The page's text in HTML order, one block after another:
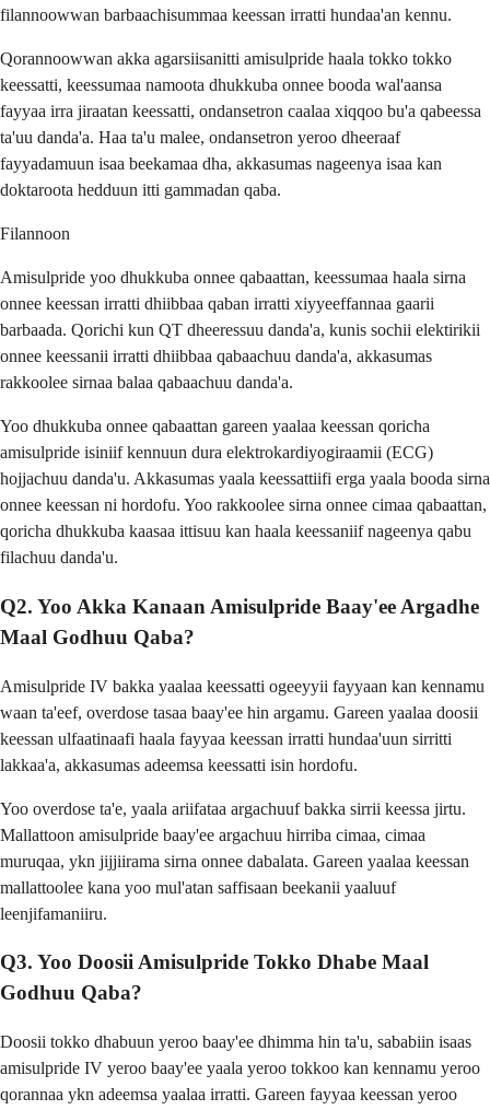
filannoowwan barbaachisummaa keessan irratti hundaa'an kennu.
Qorannoowwan akka agarsiisanitti amisulpride haala tokko tokko
keessatti, keessumaa namoota dhukkuba onnee booda wal'aansa
fayyaa irra jiraatan keessatti, ondansetron caalaa xiqqoo bu'a qabeessa
ta'uu danda'a. Haa ta'u malee, ondansetron yeroo dheeraaf
fayyadamuun isaa beekamaa dha, akkasumas nageenya isaa kan
doktaroota hedduun itti gammadan qaba.
Filannoon
Amisulpride yoo dhukkuba onnee qabaattan, keessumaa haala sirna
onnee keessan irratti dhiibbaa qaban irratti xiyyeeffannaa gaarii
barbaada. Qorichi kun QT dheeressuu danda'a, kunis sochii elektirikii
onnee keessanii irratti dhiibbaa qabaachuu danda'a, akkasumas
rakkoolee sirnaa balaa qabaachuu danda'a.
Yoo dhukkuba onnee qabaattan gareen yaalaa keessan qoricha
amisulpride isiniif kennuun dura elektrokardiyogiraamii (ECG)
hojjachuu danda'u. Akkasumas yaala keessattiifi erga yaala booda sirna
onnee keessan ni hordofu. Yoo rakkoolee sirna onnee cimaa qabaattan,
qoricha dhukkuba kaasaa ittisuu kan haala keessaniif nageenya qabu
filachuu danda'u.
Q2. Yoo Akka Kanaan Amisulpride Baay'ee Argadhe
Maal Godhuu Qaba?
Amisulpride IV bakka yaalaa keessatti ogeeyyii fayyaan kan kennamu
waan ta'eef, overdose tasaa baay'ee hin argamu. Gareen yaalaa doosii
keessan ulfaatinaafi haala fayyaa keessan irratti hundaa'uun sirritti
lakkaa'a, akkasumas adeemsa keessatti isin hordofu.
Yoo overdose ta'e, yaala ariifataa argachuuf bakka sirrii keessa jirtu.
Mallattoon amisulpride baay'ee argachuu hirriba cimaa, cimaa
muruqaa, ykn jijjiirama sirna onnee dabalata. Gareen yaalaa keessan
mallattoolee kana yoo mul'atan saffisaan beekanii yaaluuf
leenjifamaniiru.
Q3. Yoo Doosii Amisulpride Tokko Dhabe Maal
Godhuu Qaba?
Doosii tokko dhabuun yeroo baay'ee dhimma hin ta'u, sababiin isaas
amisulpride IV yeroo baay'ee yaala yeroo tokkoo kan kennamu yeroo
qorannaa ykn adeemsa yaalaa irratti. Gareen fayyaa keessan yeroo